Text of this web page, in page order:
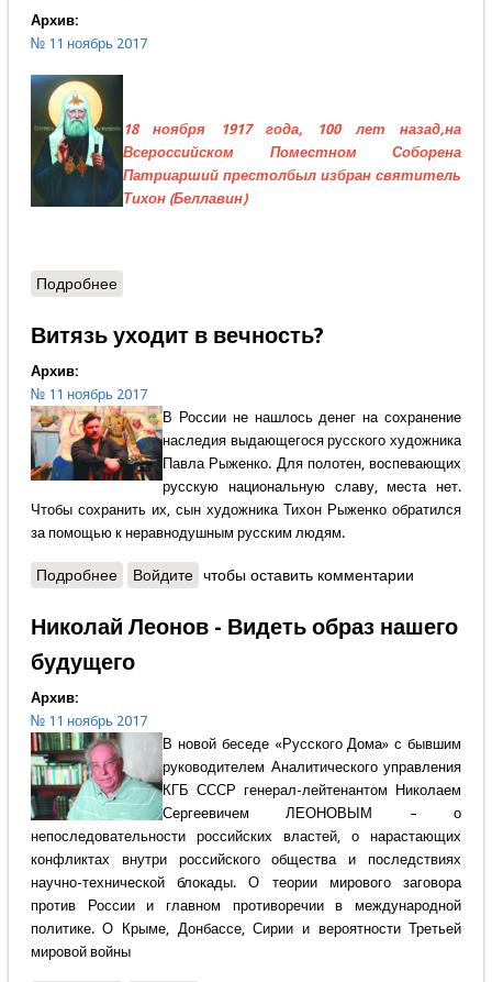
Архив:
№ 11 ноябрь 2017
18 ноября 1917 года, 100 лет назад,на
Всероссийском Поместном Соборена
Патриарший престолбыл избран святитель
Тихон (Беллавин)
Подробнеео Сергей Моисеев - «Нет у нас Царя – нужен
Витязь уходит в вечность?
Архив:
№ 11 ноябрь 2017
В России не нашлось денег на сохранение
наследия выдающегося русского художника
Павла Рыженко. Для полотен, воспевающих
русскую национальную славу, места нет.
Чтобы сохранить их, сын художника Тихон Рыженко обратился
за помощью к неравнодушным русским людям.
Подробнеео Витязь уходит в вечность?
Войдите чтобы оставить комментарии
Николай Леонов - Видеть образ нашего
будущего
Архив:
№ 11 ноябрь 2017
В новой беседе «Русского Дома» с бывшим
руководителем Аналитического управления
КГБ СССР генерал-лейтенантом Николаем
Сергеевичем ЛЕОНОВЫМ – о
непоследовательности российских властей, о нарастающих
конфликтах внутри российского общества и последствиях
научно-технической блокады. О теории мирового заговора
против России и главном противоречии в международной
политике. О Крыме, Донбассе, Сирии и вероятности Третьей
мировой войны